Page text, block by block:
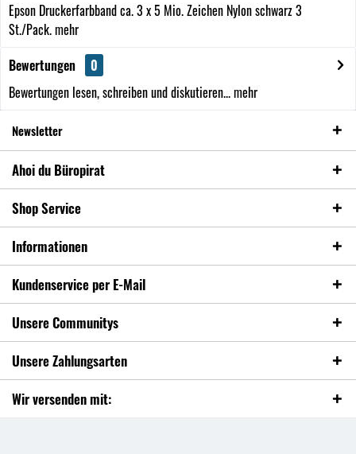
Epson Druckerfarbband ca. 3 x 5 Mio. Zeichen Nylon schwarz 3
St./Pack.mehr
Bewertungen
0
Bewertungen lesen, schreiben und diskutieren...mehr
Newsletter
Ahoi du Büropirat
Shop Service
Informationen
Kundenservice per E-Mail
Unsere Communitys
Unsere Zahlungsarten
Wir versenden mit: